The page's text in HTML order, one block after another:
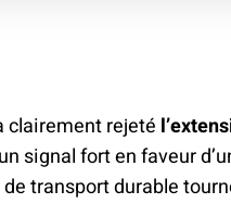
clairement rejeté
signal fort en faveur
transport durable